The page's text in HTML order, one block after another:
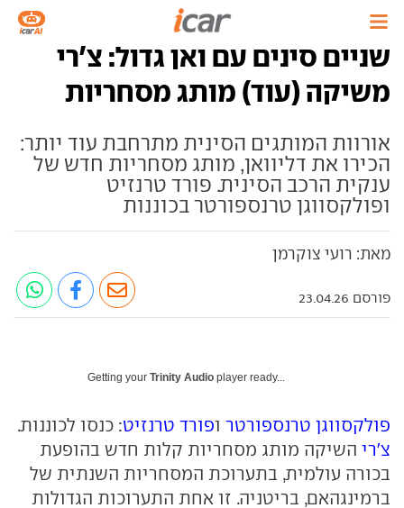
שניים סינים עם ואן גדול: צ'רי
משיקה (עוד) מותג מסחריות
אורוות המותגים הסינית מתרחבת עוד יותר:
הכירו את דליוואן, מותג מסחריות חדש של
ענקית הרכב הסינית. פורד טרנזיט
ופולקסווגן טרנספורטר בכוננות
מאת: רועי צוקרמן
פורסם 23.04.26
Getting your Trinity Audio player ready...
פולקסווגן טרנספורטר ופורד טרנזיט: כנסו לכוננות.
צ'רי השיקה מותג מסחריות קלות חדש בהופעת
בכורה עולמית, בתערוכת המסחריות השנתית של
ברמינגהאם, בריטניה. זו אחת התערוכות הגדולות